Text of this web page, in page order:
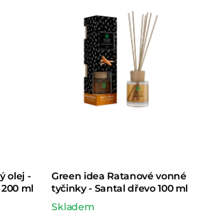
hvězdiček.
olej -
ml
Green idea ​Ratanové vonné
tyčinky - Santal dřevo 100 ml
Skladem